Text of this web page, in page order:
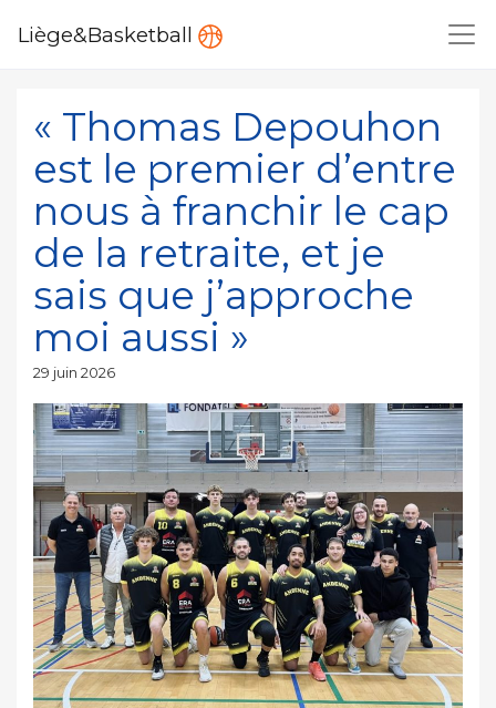
Liège&Basketball
« Thomas Depouhon
est le premier d’entre
nous à franchir le cap
de la retraite, et je
sais que j’approche
moi aussi »
Publié
29 juin 2026